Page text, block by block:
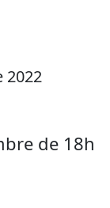
2022
de 18h